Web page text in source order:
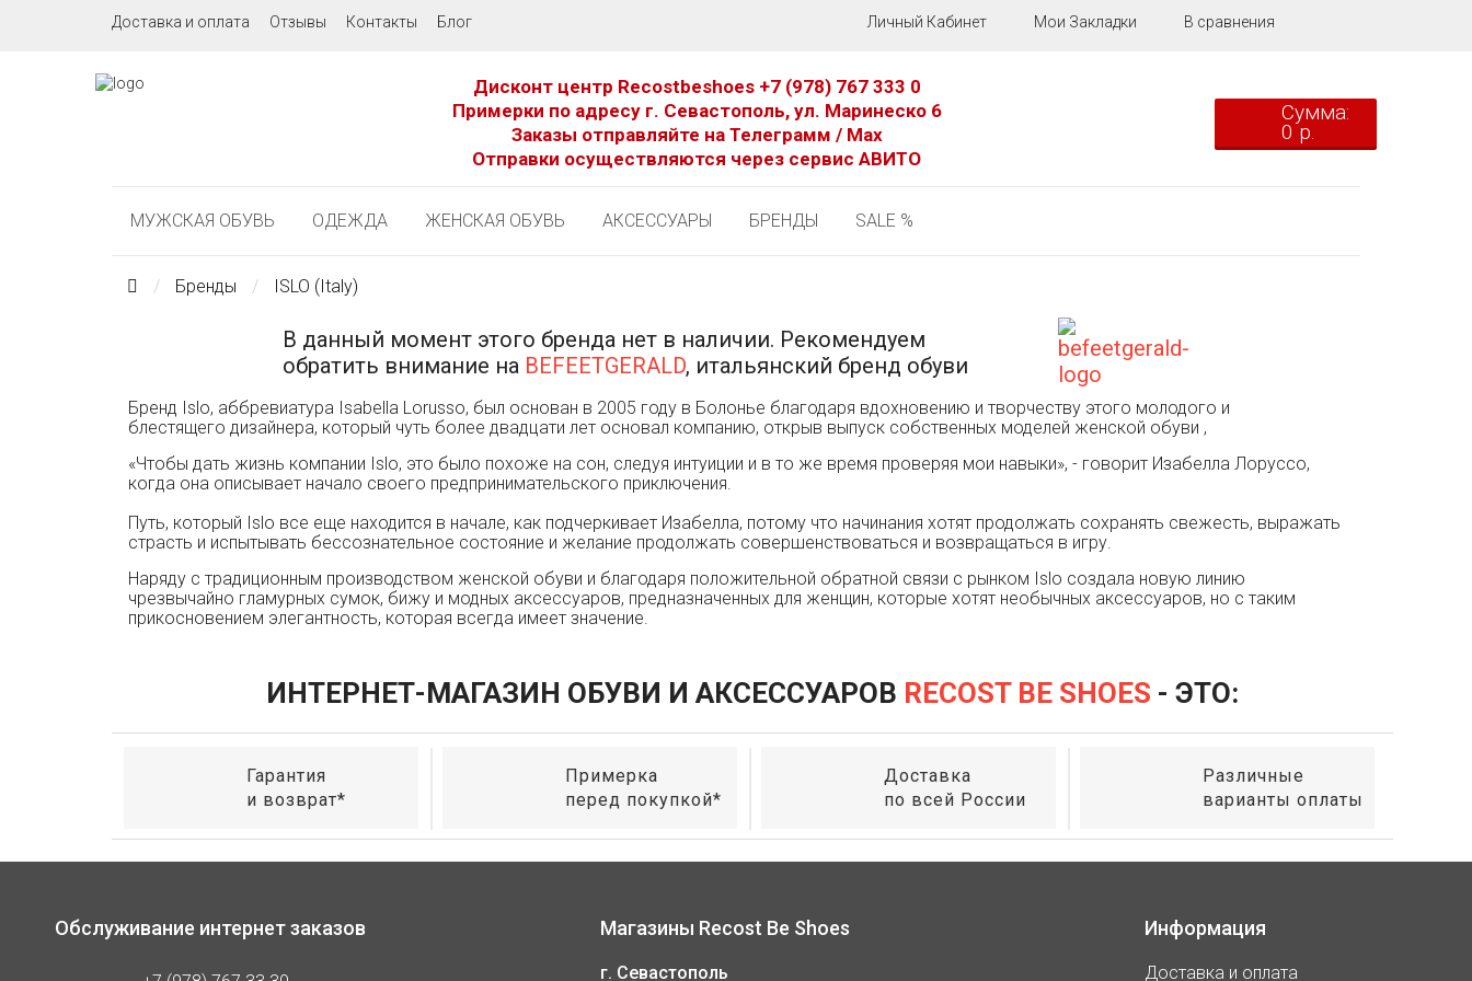
Доставка и оплата Отзывы Контакты Блог Личный Кабинет Мои Закладки В сравнения
Дисконт центр Recostbeshoes +7 (978) 767 333 0
Примерки по адресу г. Севастополь, ул. Маринеско 6
Заказы отправляйте на Телеграмм / Мах
Отправки осуществляются через сервис АВИТО
Сумма:
0 р.
МУЖСКАЯ ОБУВЬ ОДЕЖДА ЖЕНСКАЯ ОБУВЬ АКСЕССУАРЫ БРЕНДЫ SALE %
Бренды ISLO (Italy)
В данный момент этого бренда нет в наличии. Рекомендуем
обратить внимание на BEFEETGERALD, итальянский бренд обуви
Бренд Islo, аббревиатура Isabella Lorusso, был основан в 2005 году в Болонье благодаря вдохновению и творчеству этого молодого и
блестящего дизайнера, который чуть более двадцати лет основал компанию, открыв выпуск собственных моделей женской обуви ,
«Чтобы дать жизнь компании Islo, это было похоже на сон, следуя интуиции и в то же время проверяя мои навыки», - говорит Изабелла Лоруссо,
когда она описывает начало своего предпринимательского приключения.
Путь, который Islo все еще находится в начале, как подчеркивает Изабелла, потому что начинания хотят продолжать сохранять свежесть, выражать
страсть и испытывать бессознательное состояние и желание продолжать совершенствоваться и возвращаться в игру.
Наряду с традиционным производством женской обуви и благодаря положительной обратной связи с рынком Islo создала новую линию
чрезвычайно гламурных сумок, бижу и модных аксессуаров, предназначенных для женщин, которые хотят необычных аксессуаров, но с таким
прикосновением элегантность, которая всегда имеет значение.
ИНТЕРНЕТ-МАГАЗИН ОБУВИ И АКСЕССУАРОВ RECOST BE SHOES - ЭТО:
Гарантия
и возврат*
Примерка
перед покупкой*
Доставка
по всей России
Различные
варианты оплаты
Обслуживание интернет заказов Магазины Recost Be Shoes
г. Севастополь
Информация
Доставка и оплата